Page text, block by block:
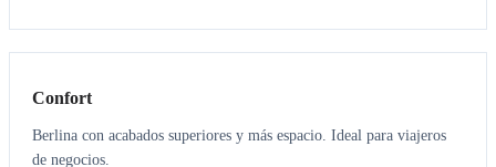
3 3
Confort
Berlina con acabados superiores y más espacio. Ideal para viajeros
de negocios.